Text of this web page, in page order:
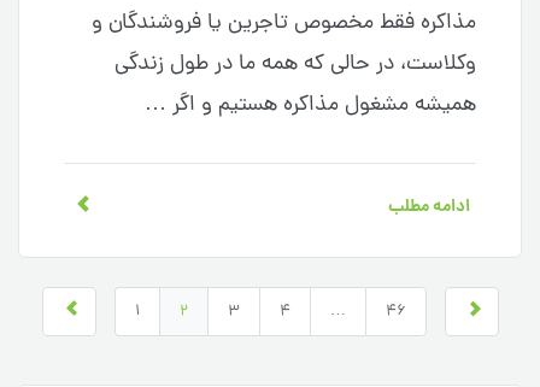
مذاکره فقط مخصوص تاجرین یا فروشندگان و
وکلاست، در حالی که همه ما در طول زندگی
همیشه مشغول مذاکره هستیم و اگر …
ادامه مطلب
1 2 3 4 … 46